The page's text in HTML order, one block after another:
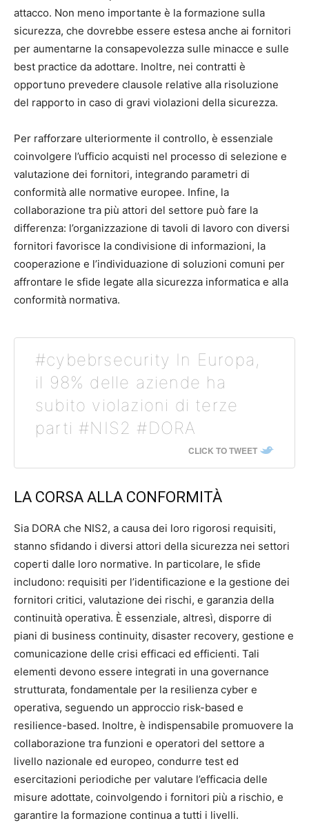
attacco. Non meno importante è la formazione sulla
sicurezza, che dovrebbe essere estesa anche ai fornitori
per aumentarne la consapevolezza sulle minacce e sulle
best practice da adottare. Inoltre, nei contratti è
opportuno prevedere clausole relative alla risoluzione
del rapporto in caso di gravi violazioni della sicurezza.
Per rafforzare ulteriormente il controllo, è essenziale
coinvolgere l’ufficio acquisti nel processo di selezione e
valutazione dei fornitori, integrando parametri di
conformità alle normative europee. Infine, la
collaborazione tra più attori del settore può fare la
differenza: l’organizzazione di tavoli di lavoro con diversi
fornitori favorisce la condivisione di informazioni, la
cooperazione e l’individuazione di soluzioni comuni per
affrontare le sfide legate alla sicurezza informatica e alla
conformità normativa.
#cybebrsecurity In Europa,
il 98% delle aziende ha
subito violazioni di terze
parti #NIS2 #DORA
CLICK TO TWEET
LA CORSA ALLA CONFORMITÀ
Sia DORA che NIS2, a causa dei loro rigorosi requisiti,
stanno sfidando i diversi attori della sicurezza nei settori
coperti dalle loro normative. In particolare, le sfide
includono: requisiti per l’identificazione e la gestione dei
fornitori critici, valutazione dei rischi, e garanzia della
continuità operativa. È essenziale, altresì, disporre di
piani di business continuity, disaster recovery, gestione e
comunicazione delle crisi efficaci ed efficienti. Tali
elementi devono essere integrati in una governance
strutturata, fondamentale per la resilienza cyber e
operativa, seguendo un approccio risk-based e
resilience-based. Inoltre, è indispensabile promuovere la
collaborazione tra funzioni e operatori del settore a
livello nazionale ed europeo, condurre test ed
esercitazioni periodiche per valutare l’efficacia delle
misure adottate, coinvolgendo i fornitori più a rischio, e
garantire la formazione continua a tutti i livelli.